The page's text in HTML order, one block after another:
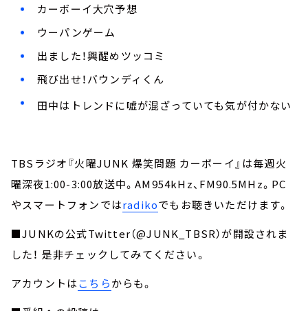
カーボーイ大穴予想
ウーパンゲーム
出ました！興醒めツッコミ
飛び出せ！バウンディくん
田中はトレンドに嘘が混ざっていても気が付かない
TBSラジオ『火曜JUNK 爆笑問題 カーボーイ』は毎週火
曜深夜1:00-3:00放送中。AM954kHz、FM90.5MHz。PC
やスマートフォンではradikoでもお聴きいただけます。
■JUNKの公式Twitter（@JUNK_TBSR）が開設されま
した！ 是非チェックしてみてください。
アカウントはこちらからも。